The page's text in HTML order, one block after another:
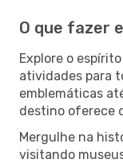
O que fazer
Explore o
atividades para
emblemáticas
destino oferece
Mergulhe na
visitando